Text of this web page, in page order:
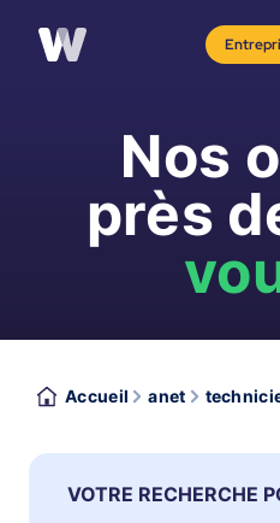
Nos
près
Accueil anet
VOTRE RECHERCHE